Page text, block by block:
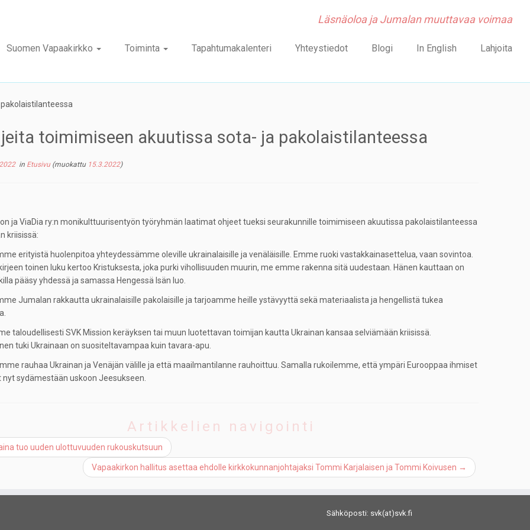
Läsnäoloa ja Jumalan muuttavaa voimaa
Suomen Vapaakirkko Toiminta Tapahtumakalenteri Yhteystiedot Blogi In English Lahjoita
toimimiseen akuutissa sota- ja pakolaistilanteessa
in Etusivu (muokattu 15.3.2022)
ja ViaDia ry:n monikulttuurisentyön työryhmän laatimat ohjeet tueksi seurakunnille toimimiseen akuutissa pakolaistilanteessa
kriisissä:
erityistä huolenpitoa yhteydessämme oleville ukrainalaisille ja venäläisille. Emme ruoki vastakkainasettelua, vaan sovintoa.
toinen luku kertoo Kristuksesta, joka purki vihollisuuden muurin, me emme rakenna sitä uudestaan. Hänen kauttaan on
pääsy yhdessä ja samassa Hengessä Isän luo.
Jumalan rakkautta ukrainalaisille pakolaisille ja tarjoamme heille ystävyyttä sekä materiaalista ja hengellistä tukea
taloudellisesti SVK Mission keräyksen tai muun luotettavan toimijan kautta Ukrainan kansaa selviämään kriisissä.
tuki Ukrainaan on suositeltavampaa kuin tavara-apu.
rauhaa Ukrainan ja Venäjän välille ja että maailmantilanne rauhoittuu. Samalla rukoilemme, että ympäri Eurooppaa ihmiset
sydämestään uskoon Jeesukseen.
Artikkelien navigointi
tuo uuden ulottuvuuden rukouskutsuun
Vapaakirkon hallitus asettaa ehdolle kirkkokunnanjohtajaksi Tommi Karjalaisen ja Tommi Koivusen →
Sähköposti: svk(at)svk.fi